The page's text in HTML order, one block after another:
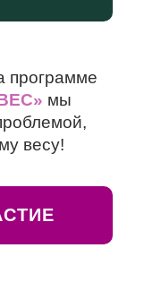
программе
мы
весу!